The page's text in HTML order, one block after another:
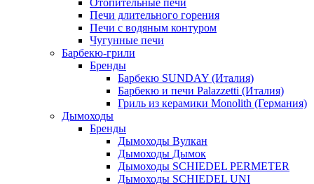
Отопительные печи
Печи длительного горения
Печи с водяным контуром
Чугунные печи
Барбекю-грили
Бренды
Барбекю SUNDAY (Италия)
Барбекю и печи Palazzetti (Италия)
Гриль из керамики Monolith (Германия)
Дымоходы
Бренды
Дымоходы Вулкан
Дымоходы Дымок
Дымоходы SCHIEDEL PERMETER
Дымоходы SCHIEDEL UNI